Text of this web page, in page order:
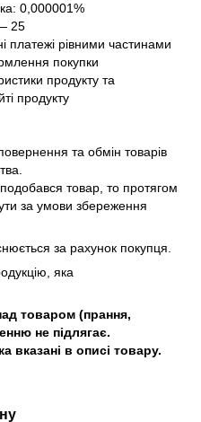
0,000001%
25
рівними частинами
покупки
продукту та
продукту
та обмін товарів
товар, то протягом
за умови збереження
за рахунок покупця.
яка
товаром (прання,
не підлягає.
вказані в описі товару.